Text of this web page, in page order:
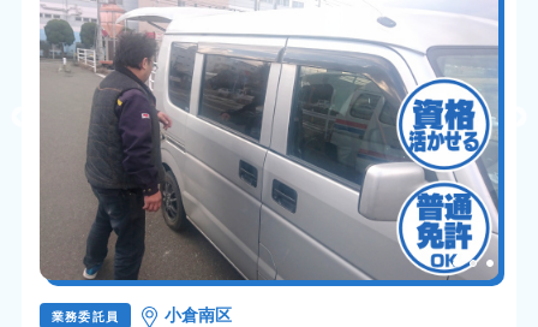
業務委託員 小倉南区